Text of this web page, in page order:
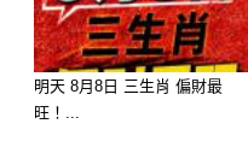
行，別猶豫，大
覺！明天你們走
運，非常適合嘗
明天 8月8日 三生肖 偏財最
旺！...